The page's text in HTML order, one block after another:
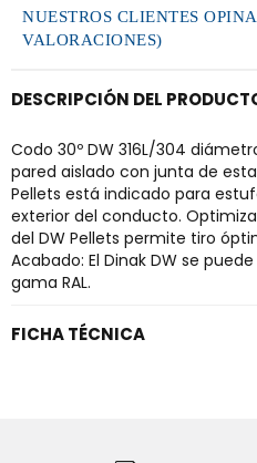
NUESTROS CLIENTES
VALORACIONES)
DESCRIPCIÓN DEL
Codo 30º DW 316L/304
pared aislado con junta de
Pellets está indicado para
exterior del conducto.
del DW Pellets permite tiro
Acabado: El Dinak DW se
gama RAL.
FICHA TÉCNICA